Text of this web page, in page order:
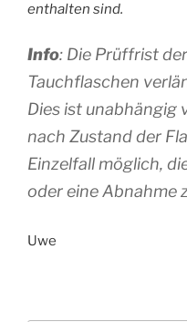
enthalten sind.
Info: Die Prüffrist
Tauchflaschen
Dies ist unabhängig
nach Zustand der
Einzelfall möglich,
oder eine Abnahme
Uwe